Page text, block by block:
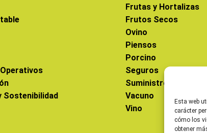
Esta web
carácter
cómo los
obtener
Sostenibilidad
Frutas y Hortalizas
Frutos Secos
Ovino
Piensos
Porcino
Seguros
Suministros
Vacuno
Vino